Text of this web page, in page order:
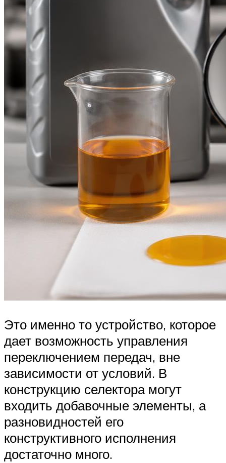
Это именно то устройство, которое
дает возможность управления
переключением передач, вне
зависимости от условий. В
конструкцию селектора могут
входить добавочные элементы, а
разновидностей его
конструктивного исполнения
достаточно много.